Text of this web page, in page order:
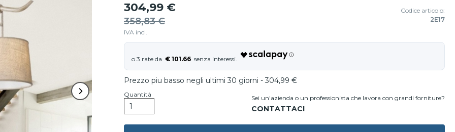
304,99 €
358,83 €
IVA incl.
Codice articolo:
2E17
€ 101.66
Prezzo piu basso negli ultimi 30 giorni - 304,99 €
Quantità Sei un'azienda o un professionista che lavora con grandi forniture?